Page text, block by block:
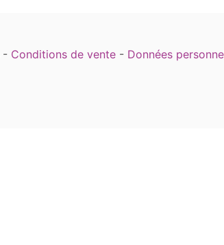
- Conditions de vente - Données